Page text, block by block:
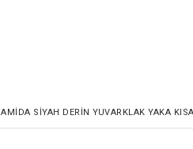
AMIDA SIYAH DERIN YUVARKLAK YAKA